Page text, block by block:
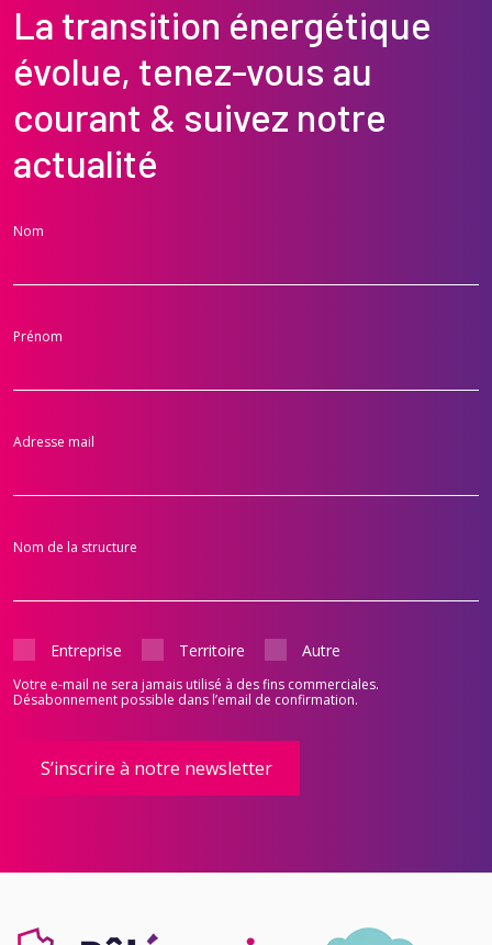
La transition énergétique
évolue, tenez-vous au
courant & suivez notre
actualité
Nom
Prénom
Adresse mail
Nom de la structure
Entreprise Territoire Autre
Votre e-mail ne sera jamais utilisé à des fins commerciales.
Désabonnement possible dans l’email de confirmation.